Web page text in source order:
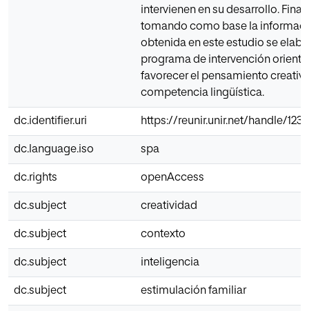
intervienen en su desarrollo.
tomando como base la
obtenida en este estudio se
programa de intervención
favorecer el pensamiento
competencia lingüística.
dc.identifier.uri https://reunir.unir.net/handle/
dc.language.iso spa
dc.rights openAccess
dc.subject creatividad
dc.subject contexto
dc.subject inteligencia
dc.subject estimulación familiar